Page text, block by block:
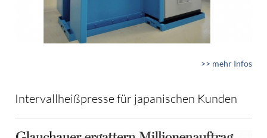
>> mehr Infos
Intervallheißpresse für japanischen Kunden